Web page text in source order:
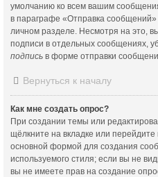
умолчанию ко всем вашим
в параграфе «Отправка
личном разделе. Несмотря на это,
подписи в отдельных сообщениях,
подпись в форме отправки
Вернуться к началу
Как мне создать опрос?
При создании темы или
щёлкните на вкладке или
основной формой для создания
используемого стиля; если вы не
вы не имеете прав на создание